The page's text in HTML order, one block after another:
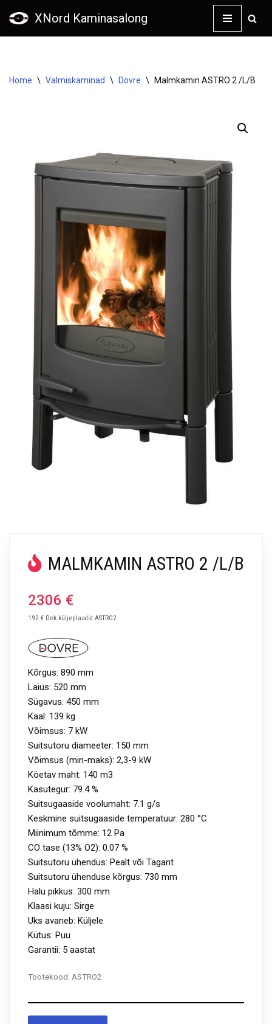
XNord Kaminasalong
Home \ Valmiskaminad \ Dovre \ Malmkamin ASTRO 2 /L/B
MALMKAMIN ASTRO 2 /L/B
2306 €
192 € Dek.küljeplaadid ASTRO2
Kõrgus: 890 mm
Laius: 520 mm
Sügavus: 450 mm
Kaal: 139 kg
Võimsus: 7 kW
Suitsutoru diameeter: 150 mm
Võimsus (min-maks): 2,3-9 kW
Köetav maht: 140 m3
Kasutegur: 79.4 %
Suitsugaaside voolumaht: 7.1 g/s
Keskmine suitsugaaside temperatuur: 280 °C
Miinimum tõmme: 12 Pa
CO tase (13% O2): 0.07 %
Suitsutoru ühendus: Pealt või Tagant
Suitsutoru ühenduse kõrgus: 730 mm
Halu pikkus: 300 mm
Klaasi kuju: Sirge
Uks avaneb: Küljele
Kütus: Puu
Garantii: 5 aastat
Tootekood: ASTRO2